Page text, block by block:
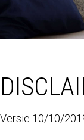
Versie 10/10/